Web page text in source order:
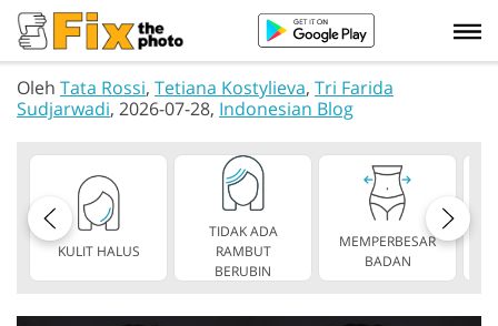
Oleh Tata Rossi, Tetiana Kostylieva, Tri Farida
Sudjarwadi, 2026-07-28, Indonesian Blog
KULIT HALUS
TIDAK ADA
RAMBUT
BERUBIN
MEMPERBESAR
BADAN